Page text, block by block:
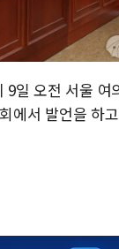
일 오전 서울 여
에서 발언을 하